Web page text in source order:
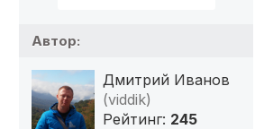
Автор:
Дмитрий Иванов
(viddik)
Рейтинг: 245